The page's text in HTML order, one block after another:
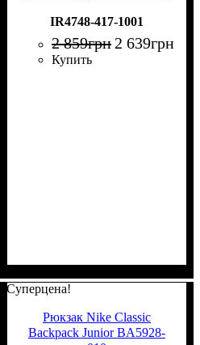
IR4748-417-1001
2 859грн 2 639грн
Купить
Суперцена!
Рюкзак Nike Classic
Backpack Junior BA5928-